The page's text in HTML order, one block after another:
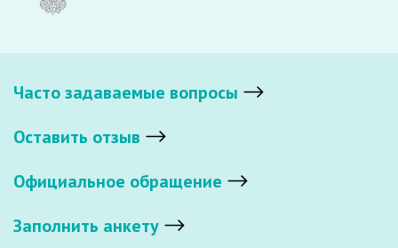
Часто задаваемые вопросы
Оставить отзыв
Официальное обращение
Заполнить анкету